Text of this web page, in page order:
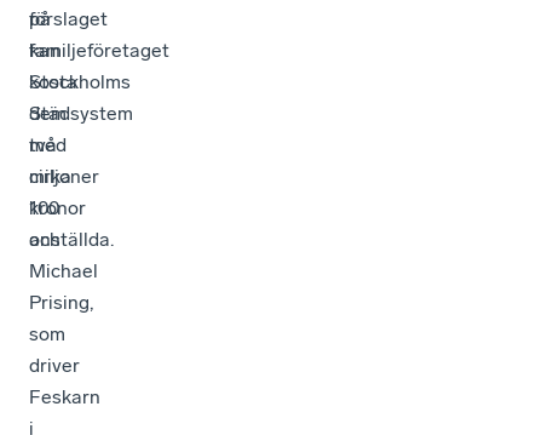
på
familjeföretaget
Stockholms
Städsystem
med
cirka
100
anställda.
förslaget
kan
kosta
dem
två
miljoner
kronor
och
Michael
Prising,
som
driver
Feskarn
i